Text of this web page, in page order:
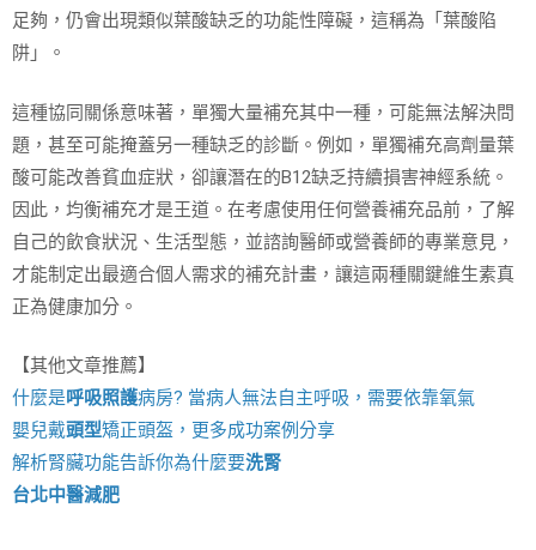
足夠，仍會出現類似葉酸缺乏的功能性障礙，這稱為「葉酸陷
阱」。
這種協同關係意味著，單獨大量補充其中一種，可能無法解決問
題，甚至可能掩蓋另一種缺乏的診斷。例如，單獨補充高劑量葉
酸可能改善貧血症狀，卻讓潛在的B12缺乏持續損害神經系統。
因此，均衡補充才是王道。在考慮使用任何營養補充品前，了解
自己的飲食狀況、生活型態，並諮詢醫師或營養師的專業意見，
才能制定出最適合個人需求的補充計畫，讓這兩種關鍵維生素真
正為健康加分。
【其他文章推薦】
什麼是呼吸照護病房? 當病人無法自主呼吸，需要依靠氧氣
嬰兒戴頭型矯正頭盔，更多成功案例分享
解析腎臟功能告訴你為什麼要洗腎
台北中醫減肥